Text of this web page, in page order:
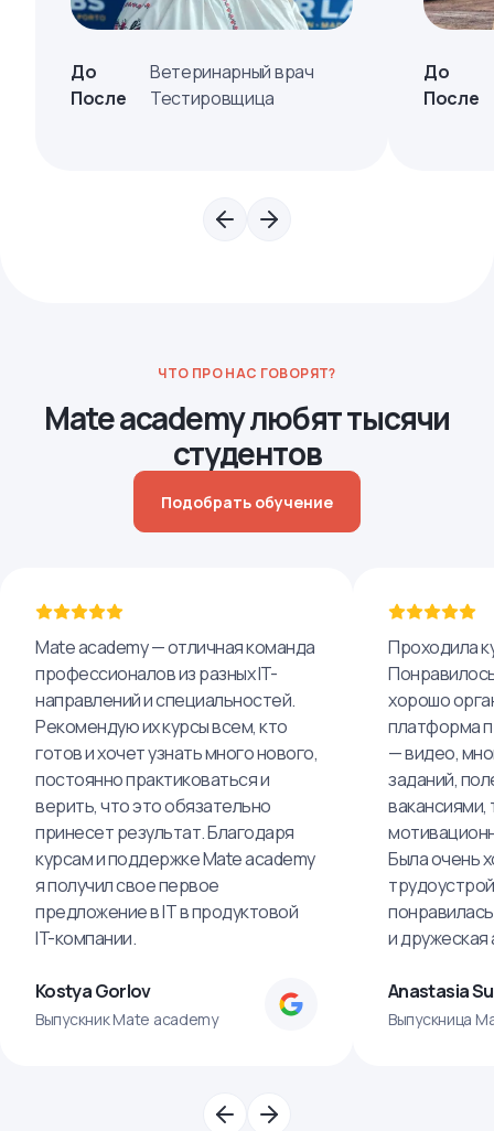
До
Ветеринарный врач
После
Тестировщица
До
После
ЧТО ПРО НАС ГОВОРЯТ?
Mate academy любят тысячи
студентов
Подобрать обучение
Mate academy — отличная команда
профессионалов из разных IT-
направлений и специальностей.
Рекомендую их курсы всем, кто
готов и хочет узнать много нового,
постоянно практиковаться и
верить, что это обязательно
принесет результат. Благодаря
курсам и поддержке Mate academy
я получил свое первое
предложение в IT в продуктовой
IT-компании.
Kostya Gorlov
Выпускник Mate academy
Проходила
хорошо
платформа
— видео,
заданий,
вакансиями,
Была очень
и
Anastasia
Выпускница